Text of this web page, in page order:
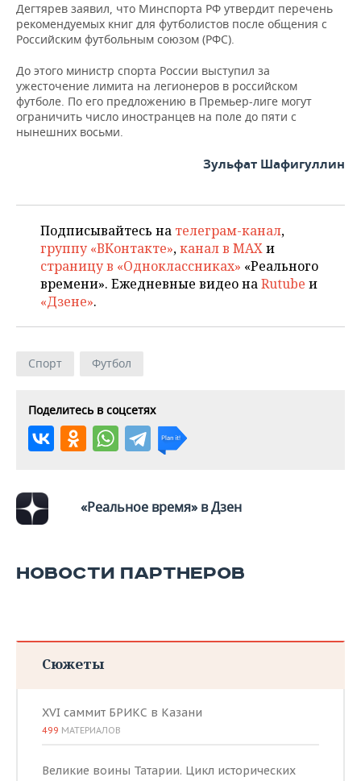
Дегтярев заявил, что Минспорта РФ утвердит перечень
рекомендуемых книг для футболистов после общения с
Российским футбольным союзом (РФС).
До этого министр спорта России выступил за
ужесточение лимита на легионеров в российском
футболе. По его предложению в Премьер-лиге могут
ограничить число иностранцев на поле до пяти с
нынешних восьми.
Зульфат Шафигуллин
Подписывайтесь на телеграм-канал,
группу «ВКонтакте»,канал в MAXи
страницу в «Одноклассниках» «Реального
времени». Ежедневные видео наRutube и
«Дзене».
Спорт Футбол
Поделитесь в соцсетях
«Реальное время» в Дзен
НОВОСТИ ПАРТНЕРОВ
Сюжеты
XVI саммит БРИКС в Казани
499 МАТЕРИАЛОВ
Великие воины Татарии. Цикл исторических